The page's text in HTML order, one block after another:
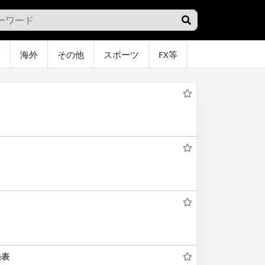
海外 その他 スポーツ FX等